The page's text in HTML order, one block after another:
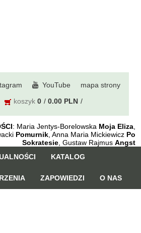
YouTube mapa strony
koszyk 0 0.00 PLN
: Maria Jentys-Borelowska Moja Eliza,
Pomurnik, Anna Maria Mickiewicz Po
Sokratesie, Gustaw Rajmus Angst
KATALOG
ZAPOWIEDZI O NAS